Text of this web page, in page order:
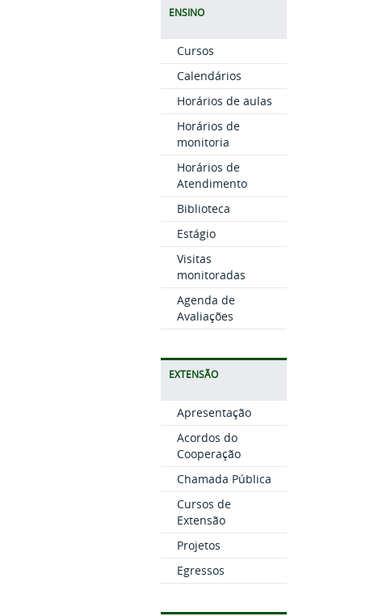
ENSINO
Cursos
Calendários
Horários de aulas
Horários de
monitoria
Horários de
Atendimento
Biblioteca
Estágio
Visitas
monitoradas
Agenda de
Avaliações
EXTENSÃO
Apresentação
Acordos do
Cooperação
Chamada Pública
Cursos de
Extensão
Projetos
Egressos